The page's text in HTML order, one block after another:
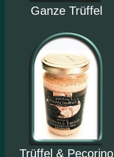
Ganze Trüffel
Trüffel & Pecorino